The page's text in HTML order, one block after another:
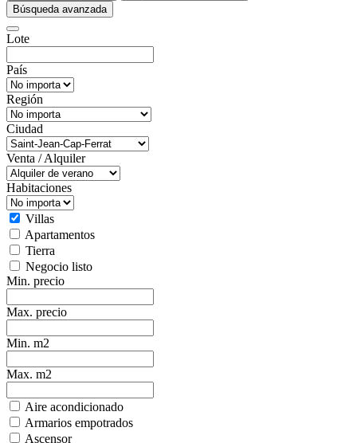
Búsqueda avanzada
Lote
País
Región
Ciudad
Venta / Alquiler
Habitaciones
Villas
Apartamentos
Tierra
Negocio listo
Min. precio
Max. precio
Min. m2
Max. m2
Aire acondicionado
Armarios empotrados
Ascensor